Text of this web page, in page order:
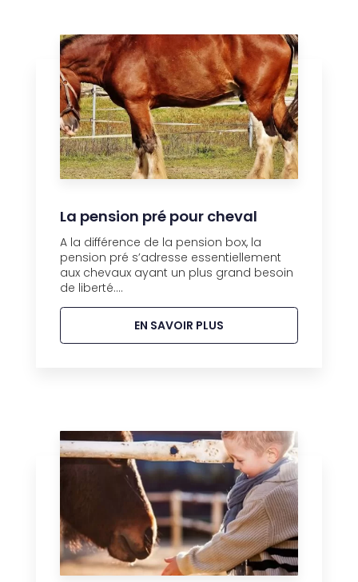
La pension pré pour cheval
A la différence de la pension box, la
pension pré s’adresse essentiellement
aux chevaux ayant un plus grand besoin
de liberté....
EN SAVOIR PLUS